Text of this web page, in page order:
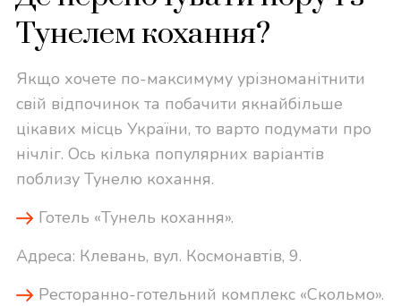
Тунелем кохання?
Якщо хочете по-максимуму урізноманітнити
свій відпочинок та побачити якнайбільше
цікавих місць України, то варто подумати про
нічліг. Ось кілька популярних варіантів
поблизу Тунелю кохання.
Готель «Тунель кохання».
Адреса: Клевань, вул. Космонавтів, 9.
Ресторанно-готельний комплекс «Скольмо».